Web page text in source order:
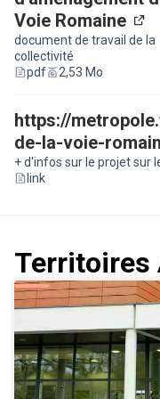
Voie Romaine
document de travail de la
collectivité
pdf
2,53 Mo
https://
de-la-voie-
+ d'infos sur le projet sur
link
Territoires